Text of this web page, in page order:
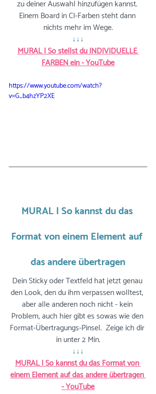
zu deiner Auswahl hinzufügen kannst.
Einem Board in CI-Farben steht dann
nichts mehr im Wege.
↓↓↓
MURAL | So stellst du INDIVIDUELLE
FARBEN ein - YouTube
https://www.youtube.com/watch?
v=G_b4hzYP2XE
MURAL | So kannst du das
Format von einem Element auf
das andere übertragen
Dein Sticky oder Textfeld hat jetzt genau
den Look, den du ihm verpassen wolltest,
aber alle anderen noch nicht - kein
Problem, auch hier gibt es sowas wie den
Format-Übertragungs-Pinsel.  Zeige ich dir
in unter 2 Min.
↓↓↓
MURAL | So kannst du das Format von
einem Element auf das andere übertragen
- YouTube